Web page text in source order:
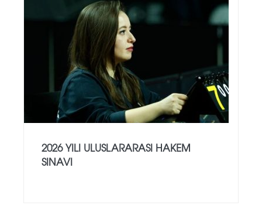
2026 YILI ULUSLARARASI HAKEM
SINAVI